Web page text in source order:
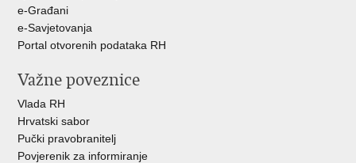
e-Građani
e-Savjetovanja
Portal otvorenih podataka RH
Važne poveznice
Vlada RH
Hrvatski sabor
Pučki pravobranitelj
Povjerenik za informiranje